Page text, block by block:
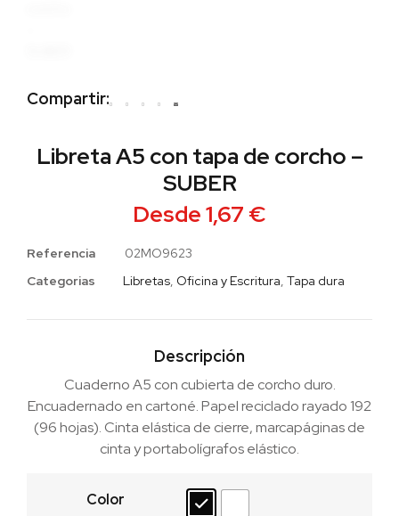
Libreta A5 con tapa de corcho –
SUBER
Desde1,67 €
Referencia
02MO9623
Categorias
Libretas, Oficina y Escritura, Tapa dura
Descripción
Cuaderno A5 con cubierta de corcho duro.
Encuadernado en cartoné. Papel reciclado rayado 192
(96 hojas). Cinta elástica de cierre, marcapáginas de
cinta y portabolígrafos elástico.
Color
Compartir: